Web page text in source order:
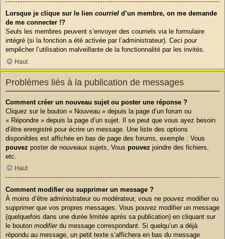
Lorsque je clique sur le lien courriel d’un membre, on me demande
de me connecter !?
Seuls les membres peuvent s’envoyer des courriels via le formulaire
intégré (si la fonction a été activée par l’administrateur). Ceci pour
empêcher l’utilisation malveillante de la fonctionnalité par les invités.
Haut
Problèmes liés à la publication de messages
Comment créer un nouveau sujet ou poster une réponse ?
Cliquez sur le bouton « Nouveau » depuis la page d’un forum ou
« Répondre » depuis la page d’un sujet. Il se peut que vous ayez besoin
d’être enregistré pour écrire un message. Une liste des options
disponibles est affichée en bas de page des forums, exemple : Vous
pouvez poster de nouveaux sujets, Vous pouvez joindre des fichiers,
etc.
Haut
Comment modifier ou supprimer un message ?
À moins d’être administrateur ou modérateur, vous ne pouvez modifier ou
supprimer que vos propres messages. Vous pouvez modifier un message
(quelquefois dans une durée limitée après sa publication) en cliquant sur
le bouton modifierdu message correspondant. Si quelqu’un a déjà
répondu au message, un petit texte s’affichera en bas du message